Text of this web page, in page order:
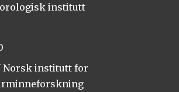
institutt
Norsk institutt for